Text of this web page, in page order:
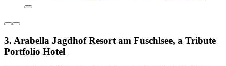
3. Arabella Jagdhof Resort am Fuschlsee, a Tribute
Portfolio Hotel